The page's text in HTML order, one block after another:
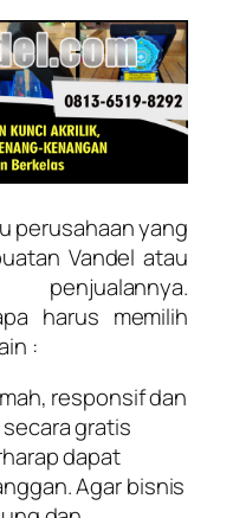
perusahaan yang
Vandel atau
penjualannya.
harus memilih
:
responsif dan
gratis
dapat
Agar bisnis